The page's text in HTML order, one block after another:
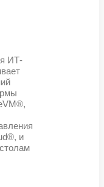
российская
систем
В основу